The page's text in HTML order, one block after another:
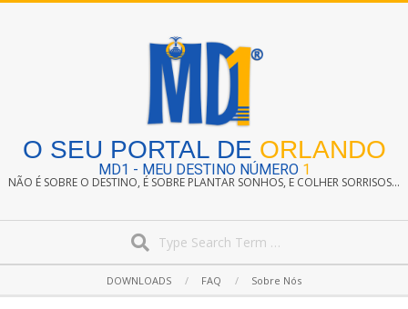
O SEU PORTAL DE ORLANDO
MD1 - MEU DESTINO NÚMERO 1
NÃO É SOBRE O DESTINO, É SOBRE PLANTAR SONHOS, E COLHER SORRISOS...
Navigation
DOWNLOADS FAQ Sobre Nós